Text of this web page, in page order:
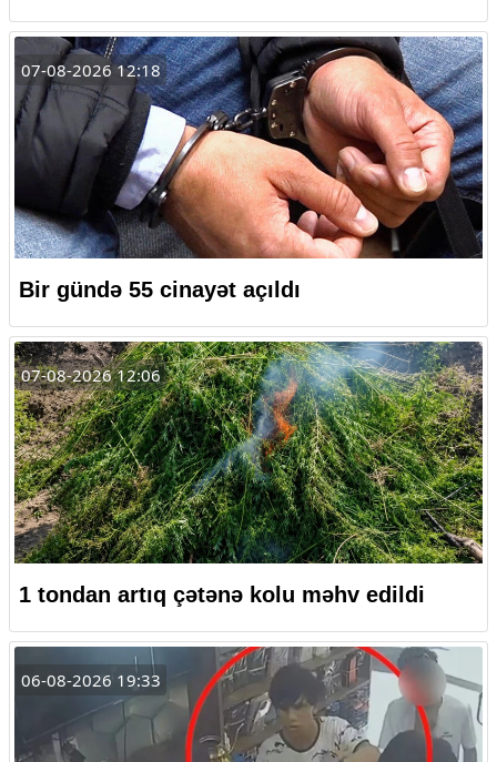
07-08-2026 12:18
Bir gündə 55 cinayət açıldı
07-08-2026 12:06
1 tondan artıq çətənə kolu məhv edildi
06-08-2026 19:33